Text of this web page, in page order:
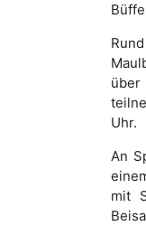
Uhr.
An
mit